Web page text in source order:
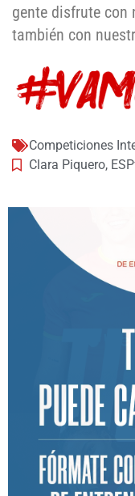
gente disfrute con
también con
Competiciones
Clara Piquero,